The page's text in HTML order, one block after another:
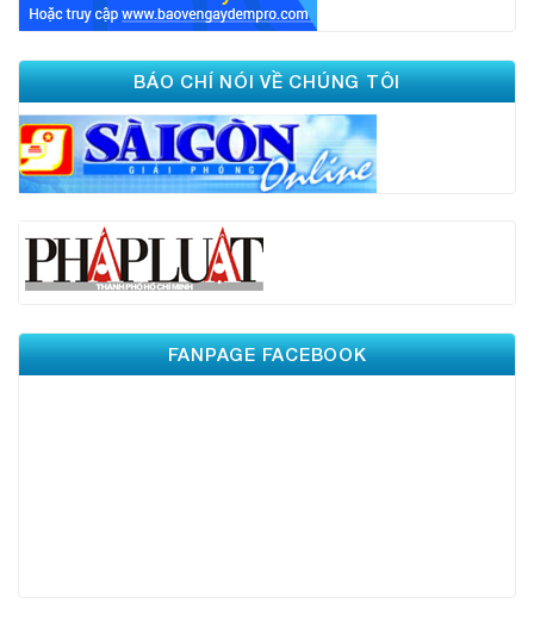
BÁO CHÍ NÓI VỀ CHÚNG TÔI
FANPAGE FACEBOOK